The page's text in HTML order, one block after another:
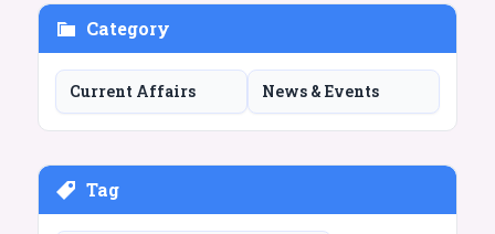
Category
Current Affairs News & Events
Tag